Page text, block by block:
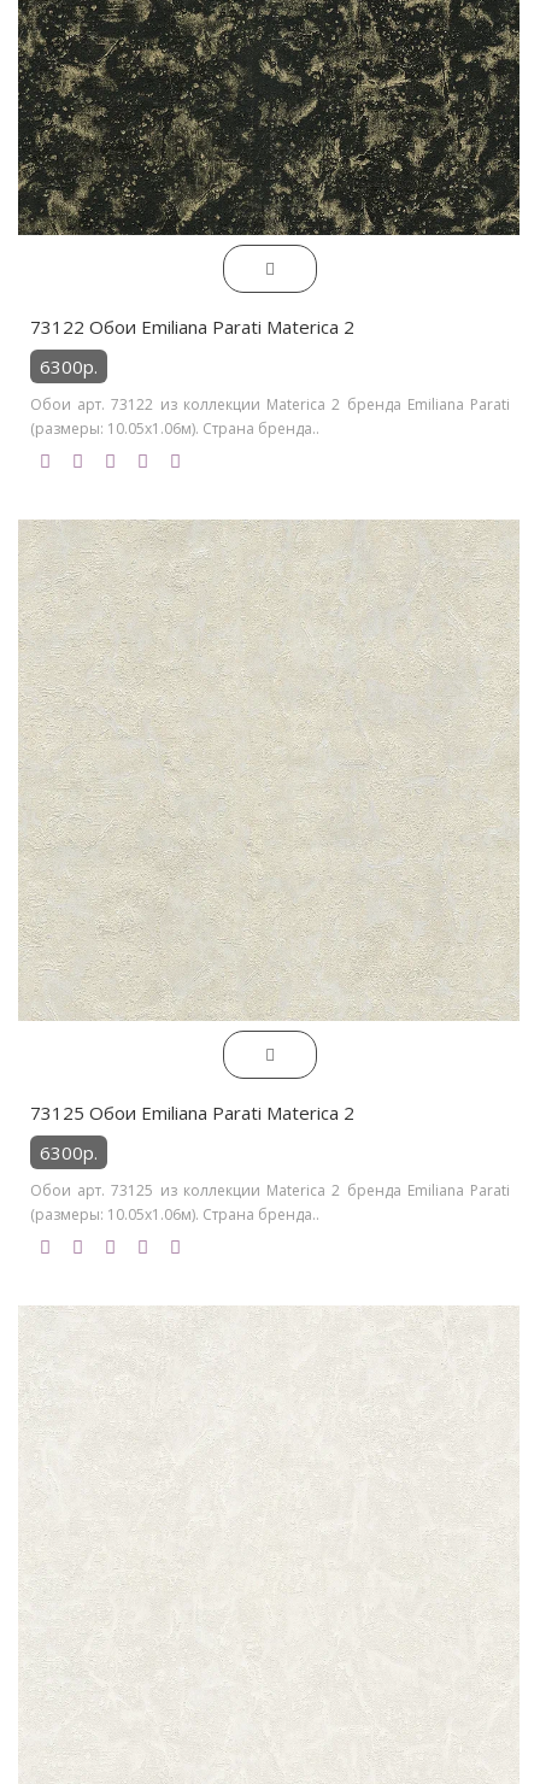
73122 Обои Emiliana Parati Materica 2
6300р.
Обои арт. 73122 из коллекции Materica 2 бренда Emiliana Parati
(размеры: 10.05х1.06м). Страна бренда..
73125 Обои Emiliana Parati Materica 2
6300р.
Обои арт. 73125 из коллекции Materica 2 бренда Emiliana Parati
(размеры: 10.05х1.06м). Страна бренда..